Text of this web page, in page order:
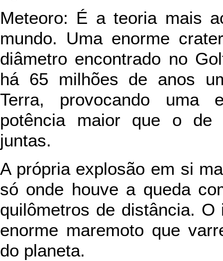
Meteoro: É a teoria mais
mundo. Uma enorme
diâmetro encontrado no
há 65 milhões de anos
Terra, provocando uma
potência maior que o de
juntas.
A própria explosão em si
só onde houve a queda
quilômetros de distância.
enorme maremoto que
do planeta.